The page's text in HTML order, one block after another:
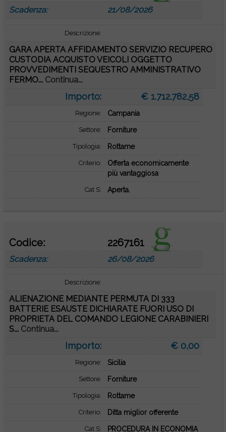
Scadenza: 21/08/2026
Descrizione:
GARA APERTA AFFIDAMENTO SERVIZIO RECUPERO
CUSTODIA ACQUISTO VEICOLI OGGETTO
PROVVEDIMENTI SEQUESTRO AMMINISTRATIVO
FERMO... Continua...
Importo: € 1.712.782,58
Regione: Campania
Settore: Forniture
Tipologia: Rottame
Criterio:
Offerta economicamente
più vantaggiosa
Cat S: Aperta.
Codice: 2267161
Scadenza: 26/08/2026
Descrizione:
ALIENAZIONE MEDIANTE PERMUTA DI 333
BATTERIE ESAUSTE DICHIARATE FUORI USO DI
PROPRIETA DEL COMANDO LEGIONE CARABINIERI
S... Continua...
Importo: € 0,00
Regione: Sicilia
Settore: Forniture
Tipologia: Rottame
Criterio: Ditta miglior offerente
Cat S: PROCEDURA IN ECONOMIA